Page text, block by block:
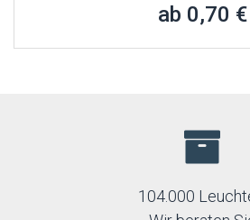
ab 0,70 €
104.000